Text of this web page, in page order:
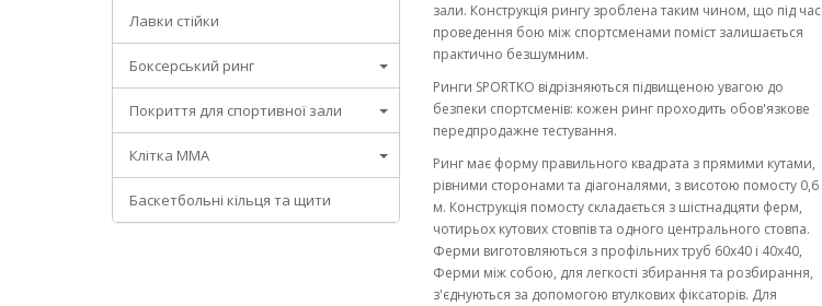
Лавки стійки
Боксерський ринг
Покриття для спортивної зали
Клітка ММА
Баскетбольні кільця та щити
зали. Конструкція рингу зроблена таким чином, що під час
проведення бою між спортсменами поміст залишається
практично безшумним.
Ринги SPORTKO відрізняються підвищеною увагою до
безпеки спортсменів: кожен ринг проходить обов'язкове
передпродажне тестування.
Ринг має форму правильного квадрата з прямими кутами,
рівними сторонами та діагоналями, з висотою помосту 0,6
м. Конструкція помосту складається з шістнадцяти ферм,
чотирьох кутових стовпів та одного центрального стовпа.
Ферми виготовляються з профільних труб 60х40 і 40х40,
Ферми між собою, для легкості збирання та розбирання,
з'єднуються за допомогою втулкових фіксаторів. Для